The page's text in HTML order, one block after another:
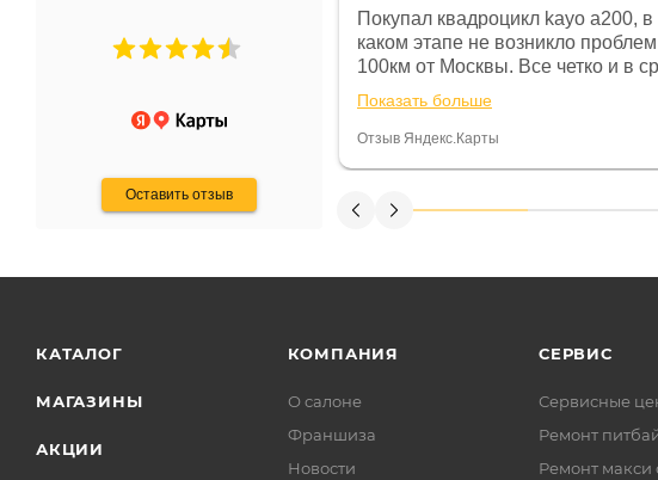
Оставить отзыв
Не понравились условия
и дают только на год)
Покупал квадроцикл kayo a200,
каком этапе не возникло
100км от Москвы. Все четко и в
спидометре всегда был 0, при
постоянно были на связи и в
Считаю, что это говорит о
Показать больше
Отзыв Яндекс.Карты
КАТАЛОГ
МАГАЗИНЫ
АКЦИИ
КОМПАНИЯ
О салоне
Франшиза
Новости
СЕРВИС
Сервисные
Ремонт
Ремонт макси